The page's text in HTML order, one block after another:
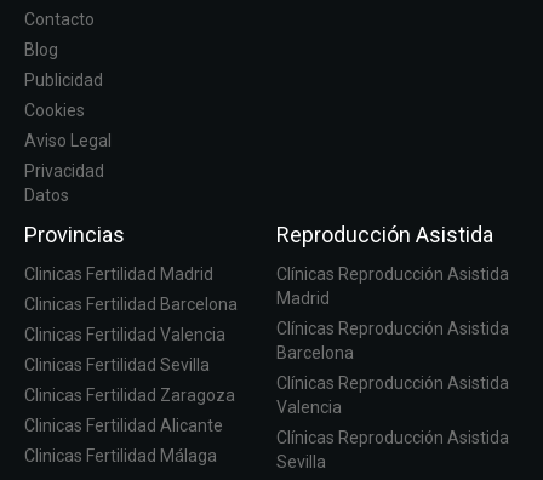
Contacto
Blog
Publicidad
Cookies
Aviso Legal
Privacidad
Datos
Provincias
Clinicas Fertilidad Madrid
Clinicas Fertilidad Barcelona
Clinicas Fertilidad Valencia
Clinicas Fertilidad Sevilla
Clinicas Fertilidad Zaragoza
Clinicas Fertilidad Alicante
Clinicas Fertilidad Málaga
Reproducción Asistida
Clínicas Reproducción Asistida
Madrid
Clínicas Reproducción Asistida
Barcelona
Clínicas Reproducción Asistida
Valencia
Clínicas Reproducción Asistida
Sevilla